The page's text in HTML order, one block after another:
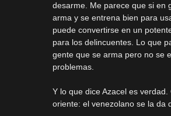
desarme. Me parece que si en
arma y se entrena bien para
puede convertirse en un
para los delincuentes. Lo que
gente que se arma pero no se
problemas.
Y lo que dice Azacel es verdad.
oriente: el venezolano se la da